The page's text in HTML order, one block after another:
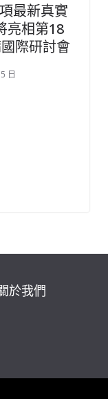
最新真實
亮相第18
際研討會
日
於我們